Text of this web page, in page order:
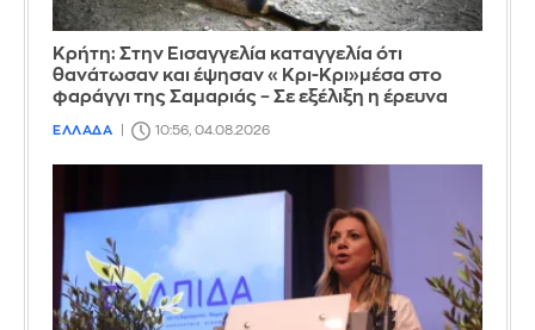
Κρήτη: Στην Εισαγγελία καταγγελία ότι
θανάτωσαν και έψησαν «Κρι-Κρι»μέσα στο
φαράγγι της Σαμαριάς – Σε εξέλιξη η έρευνα
ΕΛΛΑΔΑ 10:56, 04.08.2026